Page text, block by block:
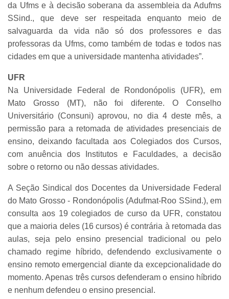
da Ufms e à decisão soberana da assembleia da Adufms
SSind., que deve ser respeitada enquanto meio de
salvaguarda da vida não só dos professores e das
professoras da Ufms, como também de todas e todos nas
cidades em que a universidade mantenha atividades”.
UFR
Na Universidade Federal de Rondonópolis (UFR), em
Mato Grosso (MT), não foi diferente. O Conselho
Universitário (Consuni) aprovou, no dia 4 deste mês, a
permissão para a retomada de atividades presenciais de
ensino, deixando facultada aos Colegiados dos Cursos,
com anuência dos Institutos e Faculdades, a decisão
sobre o retorno ou não dessas atividades.
A Seção Sindical dos Docentes da Universidade Federal
do Mato Grosso - Rondonópolis (Adufmat-Roo SSind.), em
consulta aos 19 colegiados de curso da UFR, constatou
que a maioria deles (16 cursos) é contrária à retomada das
aulas, seja pelo ensino presencial tradicional ou pelo
chamado regime híbrido, defendendo exclusivamente o
ensino remoto emergencial diante da excepcionalidade do
momento. Apenas três cursos defenderam o ensino híbrido
e nenhum defendeu o ensino presencial.